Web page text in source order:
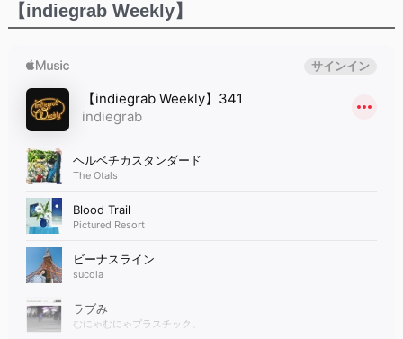
【indiegrab Weekly】